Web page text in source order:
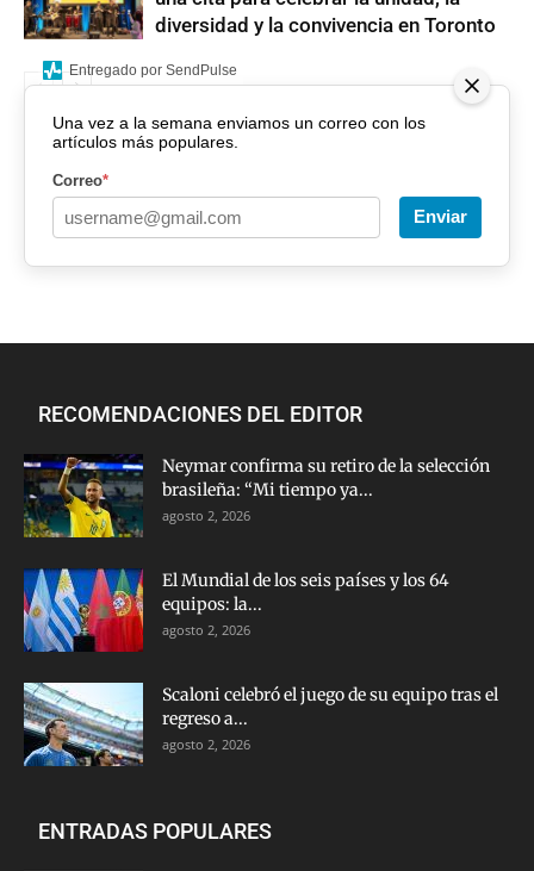
diversidad y la convivencia en Toronto
Una vez a la semana enviamos un correo con los
artículos más populares.
Correo*
Enviar
Entregado por SendPulse
RECOMENDACIONES DEL EDITOR
Neymar confirma su retiro de la selección
brasileña: “Mi tiempo ya...
agosto 2, 2026
El Mundial de los seis países y los 64
equipos: la...
agosto 2, 2026
Scaloni celebró el juego de su equipo tras el
regreso a...
agosto 2, 2026
ENTRADAS POPULARES